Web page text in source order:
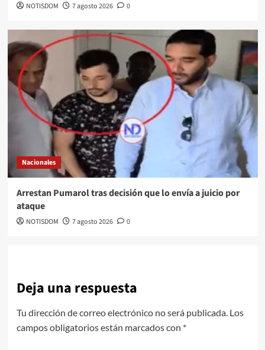
NOTISDOM 7 agosto 2026 0
Nacionales
Arrestan Pumarol tras decisión que lo envía a juicio por
ataque
NOTISDOM 7 agosto 2026 0
Deja una respuesta
Tu dirección de correo electrónico no será publicada. Los
campos obligatorios están marcados con *